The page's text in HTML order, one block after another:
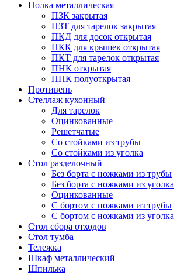
Полка металлическая
ПЗК закрытая
ПЗТ для тарелок закрытая
ПКД для досок открытая
ПКК для крышек открытая
ПКТ для тарелок открытая
ПНК открытая
ППК полуоткрытая
Противень
Стеллаж кухонный
Для тарелок
Оцинкованные
Решетчатые
Со стойками из трубы
Со стойками из уголка
Стол разделочный
Без борта с ножками из трубы
Без борта с ножками из уголка
Оцинкованные
С бортом с ножками из трубы
С бортом с ножками из уголка
Стол сбора отходов
Стол тумба
Тележка
Шкаф металлический
Шпилька